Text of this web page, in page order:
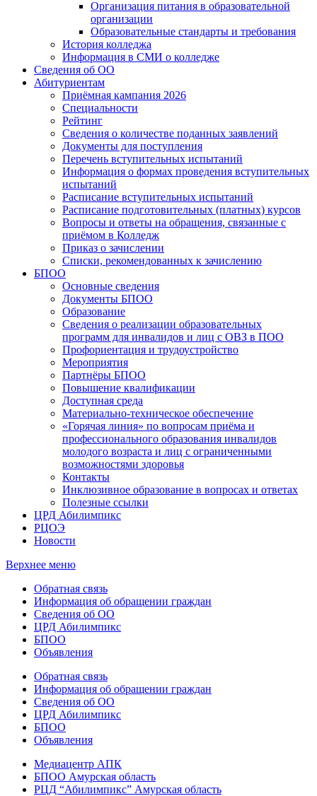
Организация питания в образовательной
организации
Образовательные стандарты и требования
История колледжа
Информация в СМИ о колледже
Сведения об ОО
Абитуриентам
Приёмная кампания 2026
Специальности
Рейтинг
Сведения о количестве поданных заявлений
Документы для поступления
Перечень вступительных испытаний
Информация о формах проведения вступительных
испытаний
Расписание вступительных испытаний
Расписание подготовительных (платных) курсов
Вопросы и ответы на обращения, связанные с
приёмом в Колледж
Приказ о зачислении
Списки, рекомендованных к зачислению
БПОО
Основные сведения
Документы БПОО
Образование
Сведения о реализации образовательных
программ для инвалидов и лиц с ОВЗ в ПОО
Профориентация и трудоустройство
Мероприятия
Партнёры БПОО
Повышение квалификации
Доступная среда
Материально-техническое обеспечение
«Горячая линия» по вопросам приёма и
профессионального образования инвалидов
молодого возраста и лиц с ограниченными
возможностями здоровья
Контакты
Инклюзивное образование в вопросах и ответах
Полезные ссылки
ЦРД Абилимпикс
РЦОЭ
Новости
Верхнее меню
Обратная связь
Информация об обращении граждан
Сведения об ОО
ЦРД Абилимпикс
БПОО
Объявления
Обратная связь
Информация об обращении граждан
Сведения об ОО
ЦРД Абилимпикс
БПОО
Объявления
Медиацентр АПК
БПОО Амурская область
РЦД “Абилимпикс” Амурская область